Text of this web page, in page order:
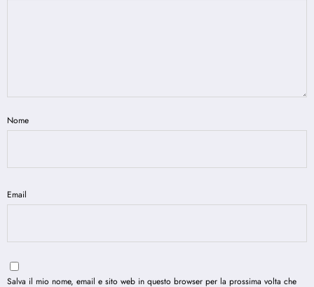
Nome
Email
Salva il mio nome, email e sito web in questo browser per la prossima volta che